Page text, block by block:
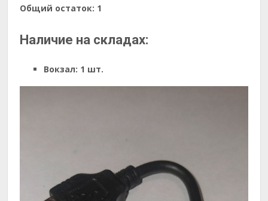
Общий остаток: 1
Наличие на складах:
Вокзал: 1 шт.